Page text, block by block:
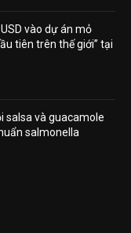
vào dự án mỏ
tiên trên thế giới” tại
salsa và guacamole
salmonella